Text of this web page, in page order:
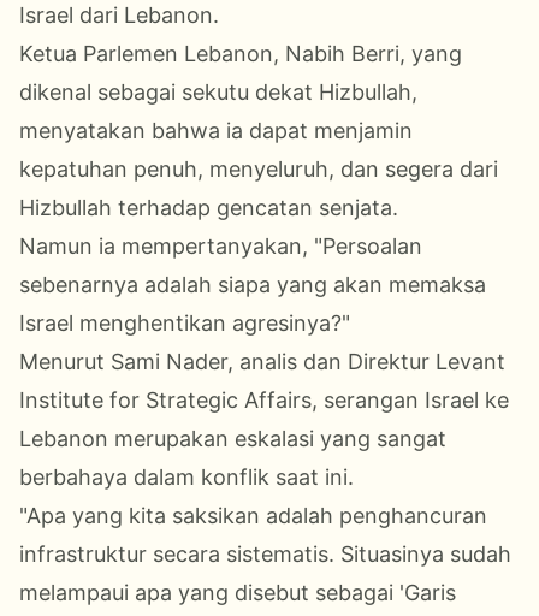
Israel dari Lebanon.
Ketua Parlemen Lebanon, Nabih Berri, yang
dikenal sebagai sekutu dekat Hizbullah,
menyatakan bahwa ia dapat menjamin
kepatuhan penuh, menyeluruh, dan segera dari
Hizbullah terhadap gencatan senjata.
Namun ia mempertanyakan, "Persoalan
sebenarnya adalah siapa yang akan memaksa
Israel menghentikan agresinya?"
Menurut Sami Nader, analis dan Direktur Levant
Institute for Strategic Affairs, serangan Israel ke
Lebanon merupakan eskalasi yang sangat
berbahaya dalam konflik saat ini.
"Apa yang kita saksikan adalah penghancuran
infrastruktur secara sistematis. Situasinya sudah
melampaui apa yang disebut sebagai 'Garis